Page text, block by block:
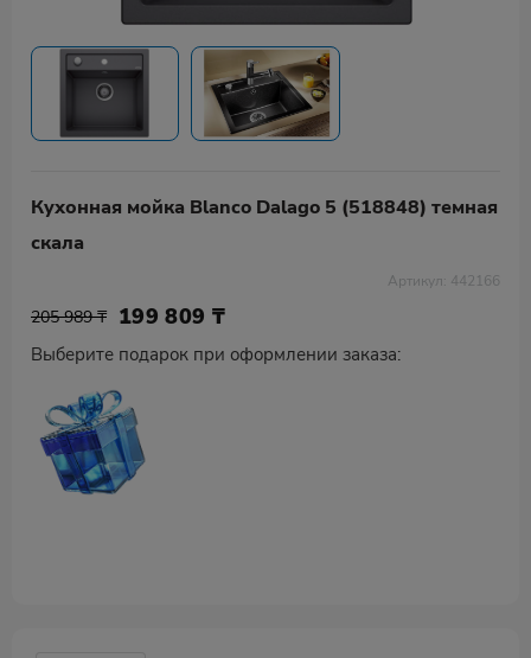
Кухонная мойка Blanco Dalago 5 (518848) темная
скала
Артикул: 442166
205 989 ₸ 199 809 ₸
Выберите подарок при оформлении заказа: